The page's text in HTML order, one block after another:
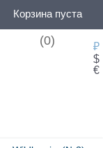
Корзина пуста
(0) ₽
$
€